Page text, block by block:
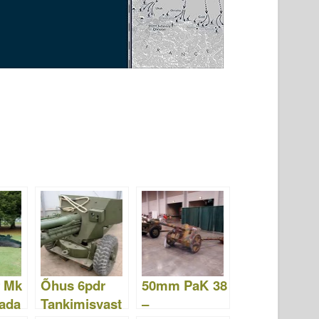
Mk
Õhus 6pdr
Tankimisvast
50mm PaK 38
–